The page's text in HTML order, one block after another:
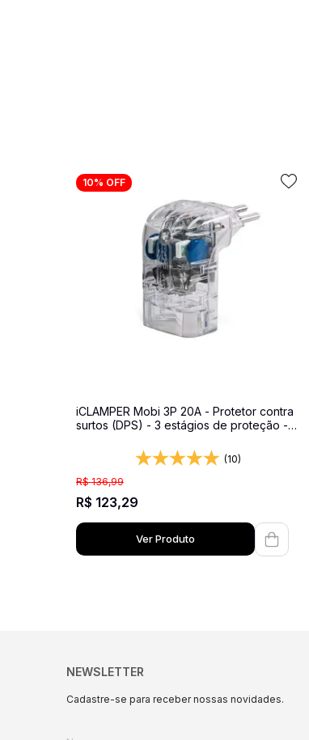
10% OFF
iCLAMPER Mobi 3P 20A - Protetor contra
surtos (DPS) - 3 estágios de proteção -
(10)
R$ 136,99
R$ 123,29
Ver Produto
NEWSLETTER
Cadastre-se para receber nossas novidades.